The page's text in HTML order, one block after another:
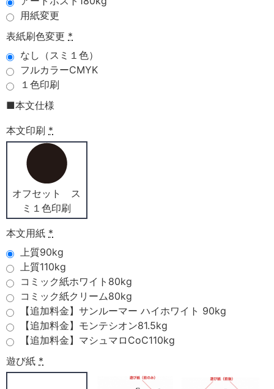
用紙変更
表紙刷色変更 *
なし（スミ１色）
フルカラーCMYK
１色印刷
■本文仕様
本文印刷 *
オフセット ス
ミ１色印刷
本文用紙 *
上質90kg
上質110kg
コミック紙ホワイト80kg
コミック紙クリーム80kg
【追加料金】サンルーマー ハイホワイト 90kg
【追加料金】モンテシオン81.5kg
【追加料金】マシュマロCoC110kg
遊び紙 *